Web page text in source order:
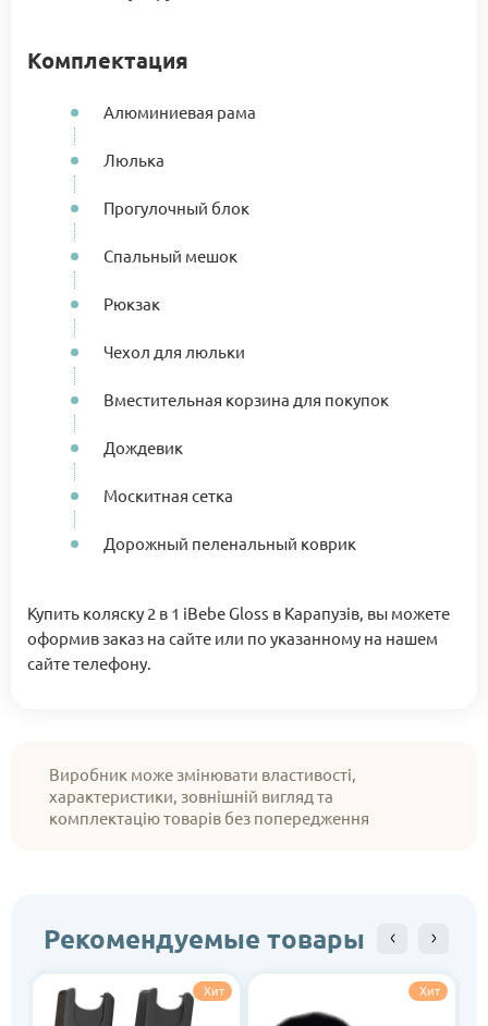
Комплектация
Алюминиевая рама
Люлька
Прогулочный блок
Спальный мешок
Рюкзак
Чехол для люльки
Вместительная корзина для покупок
Дождевик
Москитная сетка
Дорожный пеленальный коврик
Купить коляску 2 в 1 iBebe Gloss в Карапузів, вы можете
оформив заказ на сайте или по указанному на нашем
сайте телефону.
Виробник може змінювати властивості,
характеристики, зовнішній вигляд та
комплектацію товарів без попередження
Рекомендуемые товары
Хит Хит